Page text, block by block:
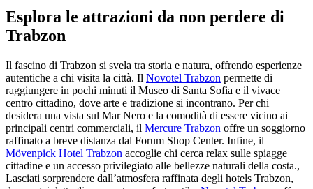
Esplora le attrazioni da non perdere di
Trabzon
Il fascino di Trabzon si svela tra storia e natura, offrendo esperienze
autentiche a chi visita la città. Il Novotel Trabzon permette di
raggiungere in pochi minuti il Museo di Santa Sofia e il vivace
centro cittadino, dove arte e tradizione si incontrano. Per chi
desidera una vista sul Mar Nero e la comodità di essere vicino ai
principali centri commerciali, il Mercure Trabzon offre un soggiorno
raffinato a breve distanza dal Forum Shop Center. Infine, il
Mövenpick Hotel Trabzon accoglie chi cerca relax sulle spiagge
cittadine e un accesso privilegiato alle bellezze naturali della costa.,
Lasciati sorprendere dall’atmosfera raffinata degli hotels Trabzon,